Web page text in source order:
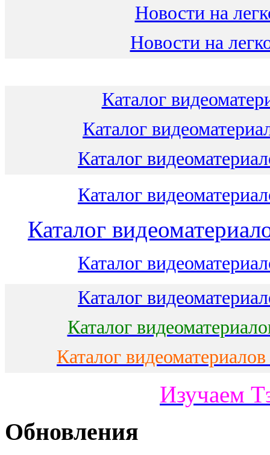
Новости на
Новости на
Каталог
Каталог
Каталог
Каталог
Каталог
Каталог
Каталог
Каталог
Каталог
Изучаем
Обновления